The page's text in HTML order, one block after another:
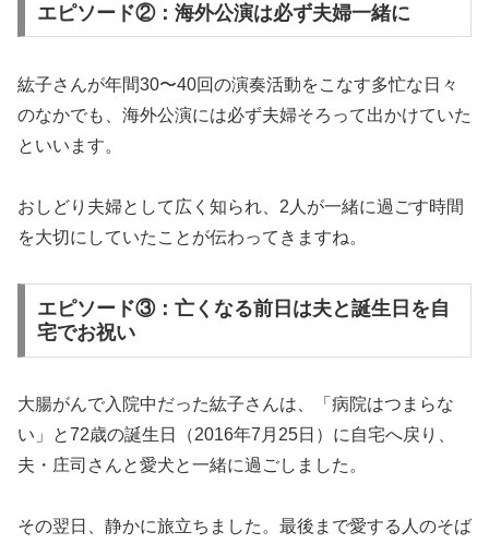
エピソード②：海外公演は必ず夫婦一緒に
紘子さんが年間30〜40回の演奏活動をこなす多忙な日々
のなかでも、海外公演には必ず夫婦そろって出かけていた
といいます。
おしどり夫婦として広く知られ、2人が一緒に過ごす時間
を大切にしていたことが伝わってきますね。
エピソード③：亡くなる前日は夫と誕生日を自
宅でお祝い
大腸がんで入院中だった紘子さんは、「病院はつまらな
い」と72歳の誕生日（2016年7月25日）に自宅へ戻り、
夫・庄司さんと愛犬と一緒に過ごしました。
その翌日、静かに旅立ちました。最後まで愛する人のそば